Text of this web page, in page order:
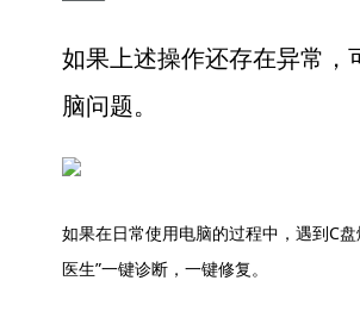
如果上述操作还存在异常，
脑问题。
如果在日常使用电脑的过程中，遇到C
医生”一键诊断，一键修复。